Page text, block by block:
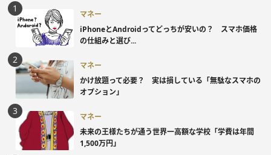
マネー
iPhoneとAndroidってどっちが安いの？ スマホ価格
の仕組みと選び...
マネー
かけ放題って必要？ 実は損している「無駄なスマホの
オプション」
マネー
未来の王様たちが通う世界一高額な学校「学費は年間
1,500万円」